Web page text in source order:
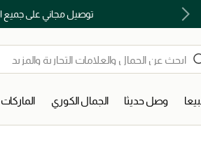
توصيل مجاني على جميع
وصل حديثا الجمال الكوري الماركات